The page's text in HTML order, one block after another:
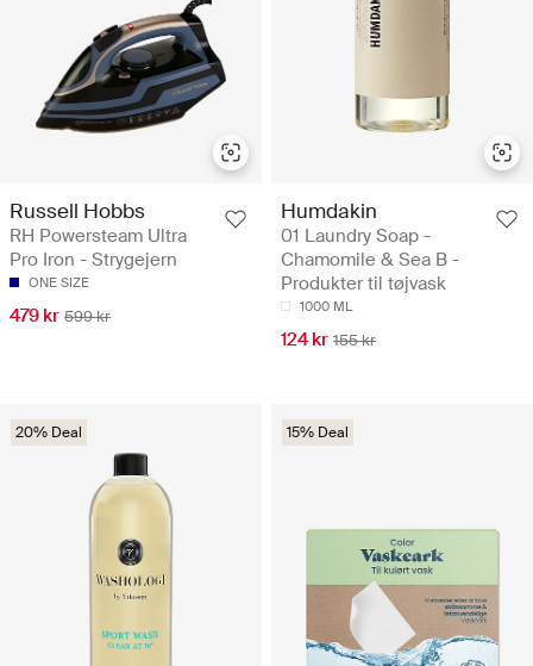
Russell Hobbs
RH Powersteam Ultra
Pro Iron - Strygejern
ONE SIZE
479 kr 599 kr
Humdakin
01 Laundry Soap -
Chamomile & Sea B -
Produkter til tøjvask
1000 ML
124 kr 155 kr
20% Deal 15% Deal